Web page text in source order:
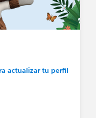
actualizar tu perfil